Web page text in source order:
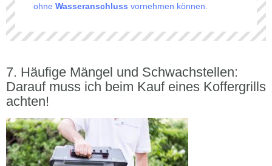
ohne Wasseranschluss vornehmen können.
Häufige Mängel und Schwachstellen:
Darauf muss ich beim Kauf eines Koffergrills
achten!